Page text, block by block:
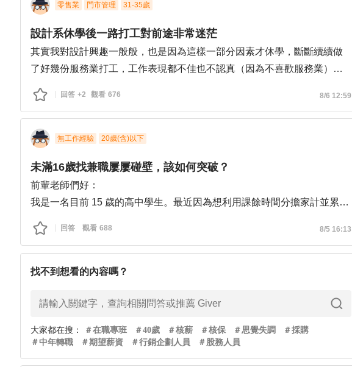
零售業 門市管理 31-35歲
設計系休學後一路打工對前途非常迷茫
其實我對設計興趣一般般，也是因為這樣一部分因素才休學，斷斷續續做
了好幾份服務業打工，工作表現都不佳也不認真（因為不喜歡服務業），
沒有一份是做超過一年的。
最近實在受不了服務業，報名職訓堅持上著職訓局的平面設計課程，上到
剩半個月快結訓了但也很懷疑速成班自己能否真的找到相關工作。
就算幸運找到相關工作了，我會不會又因為表現不佳撐不到一年呢？我其
一邊補大學學歷。
我很想要日間部的學歷，但考慮工作和經濟問題我似乎只能報讀進修部，
但這不是我想要的，如果一定要日間部學歷，晚上靠接案委託生活我很懷
疑自己是否能夠支撐的住。
讀的大學科系都搖擺不定，一下子想讀資工，一下子想讀中文，又一下子
想讀美術系。
麼，但我沒有什麼頭緒，不知道該找什麼書刊或聽誰的演講來找到自己真
正想要的東西。
回答 +2 觀看 677 8/6 12:59
無工作經驗 20歲(含)以下
未滿16歲找兼職屢屢碰壁，該如何突破？
前輩老師們好：
我是一名目前 15 歲的高中學生。最近因為想利用課餘時間分擔家計並累積
社會經驗，正積極在 104 平台尋求打工與家教機會，但在求職過程中遇到
不少挫折：
1.未滿 16 歲法規與企業限制：投遞許多餐飲、零售門市或補習班助教職缺
時，常因未滿 16 歲（勞基法童工規定需要法定代理人同意書及較多限制）
2.家教案件爭取困難：我的學業背景不錯（高中數理實驗班、曾獲競賽獎
經驗而被忽視，或因年齡太小而被直接刷掉。
回答 觀看 689 8/5 16:13
找不到想看的內容嗎？
大家都在搜 ： ＃在職專班 ＃40歲 ＃核薪 ＃核保 ＃思覺失調 ＃採購
＃中年轉職 ＃期望薪資 ＃行銷企劃人員 ＃ 股務人員